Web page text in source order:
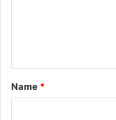
*
Name *